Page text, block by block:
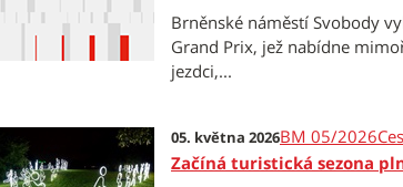
Brněnské náměstí Svobody
Grand Prix, jež nabídne
jezdci,...
05. května 2026BM 05/2026
Začíná turistická sezona